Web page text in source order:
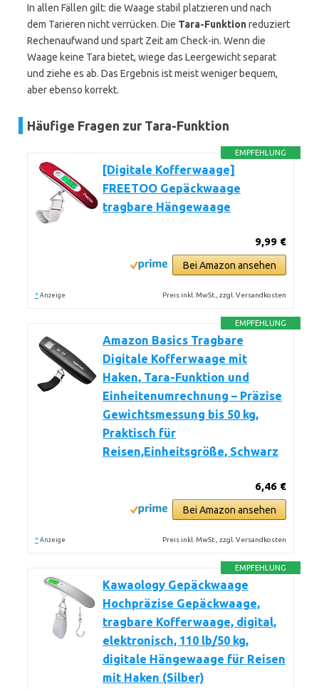
In allen Fällen gilt: die Waage stabil platzieren und nach
dem Tarieren nicht verrücken. Die Tara-Funktionreduziert
Rechenaufwand und spart Zeit am Check-in. Wenn die
Waage keine Tara bietet, wiege das Leergewicht separat
und ziehe es ab. Das Ergebnis ist meist weniger bequem,
aber ebenso korrekt.
Häufige Fragen zur Tara-Funktion
EMPFEHLUNG
[Digitale Kofferwaage]
FREETOO Gepäckwaage
tragbare Hängewaage
9,99 €
Bei Amazon ansehen
* Anzeige Preis inkl. MwSt., zzgl. Versandkosten
EMPFEHLUNG
Amazon Basics Tragbare
Digitale Kofferwaage mit
Haken, Tara-Funktion und
Einheitenumrechnung – Präzise
Gewichtsmessung bis 50 kg,
Praktisch für
Reisen,Einheitsgröße, Schwarz
6,46 €
Bei Amazon ansehen
* Anzeige Preis inkl. MwSt., zzgl. Versandkosten
EMPFEHLUNG
Kawaology Gepäckwaage
Hochpräzise Gepäckwaage,
tragbare Kofferwaage, digital,
elektronisch, 110 lb/50 kg,
digitale Hängewaage für Reisen
mit Haken (Silber)